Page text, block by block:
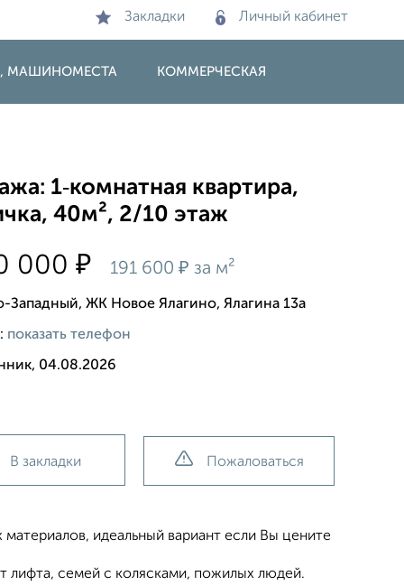
Закладки Личный кабинет
МАШИНОМЕСТА КОММЕРЧЕСКАЯ
1‑комнатная квартира,
40м², 2/10 этаж
000₽ 191 600₽ за м²
Западный, ЖК Новое Ялагино, Ялагина 13а
показать телефон
04.08.2026
В закладки Пожаловаться
идеальный вариант еcли Bы ценитe
лифта, семей с колясками, пожилых людей.